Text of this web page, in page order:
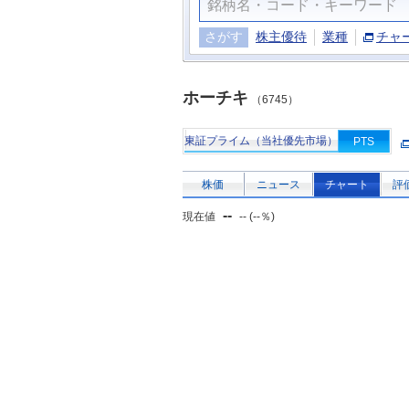
さがす 株主優待 業種 チャ
ホーチキ （6745）
東証プライム（当社優先市場） PTS
株価 ニュース チャート 評
現在値 -- -- (--％)